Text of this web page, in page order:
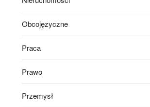
Obcojęzyczne
Praca
Prawo
Przemysł